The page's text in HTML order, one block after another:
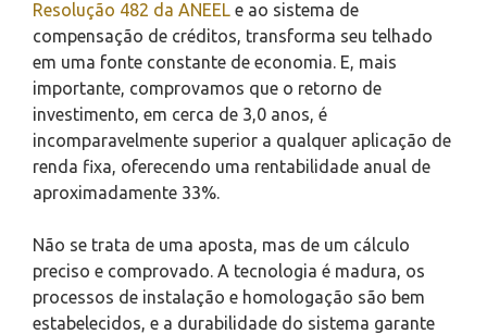
Resolução 482 da ANEEL e ao sistema de
compensação de créditos, transforma seu telhado
em uma fonte constante de economia. E, mais
importante, comprovamos que o retorno de
investimento, em cerca de 3,0 anos, é
incomparavelmente superior a qualquer aplicação de
renda fixa, oferecendo uma rentabilidade anual de
aproximadamente 33%.
Não se trata de uma aposta, mas de um cálculo
preciso e comprovado. A tecnologia é madura, os
processos de instalação e homologação são bem
estabelecidos, e a durabilidade do sistema garante